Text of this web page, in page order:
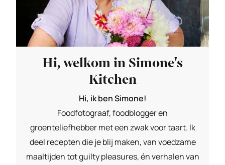
Hi, welkom in Simone's
Kitchen
Hi, ik ben Simone!
Foodfotograaf, foodblogger en
groenteliefhebber met een zwak voor taart. Ik
deel recepten die je blij maken, van voedzame
maaltijden tot guilty pleasures, én verhalen van